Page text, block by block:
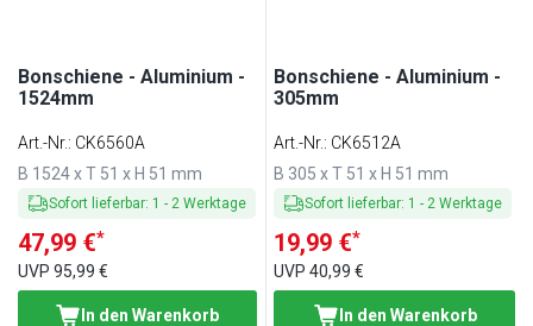
Bonschiene - Aluminium -
1524mm
Art.-Nr.: CK6560A
B 1524 x T 51 x H 51 mm
Sofort lieferbar: 1 - 2 Werktage
47,99 €*
UVP 95,99 €
In den Warenkorb
Bonschiene - Aluminium -
305mm
Art.-Nr.: CK6512A
B 305 x T 51 x H 51 mm
Sofort lieferbar: 1 - 2 Werktage
19,99 €*
UVP40,99 €
In den Warenkorb